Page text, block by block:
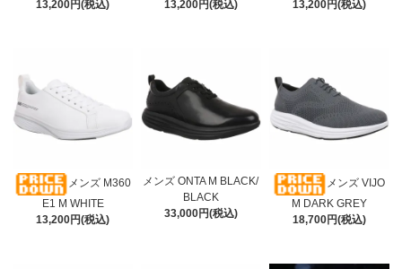
13,200円(税込)
13,200円(税込)
13,200円(税込)
メンズ M360
E1 M WHITE
13,200円(税込)
メンズ ONTA M BLACK/
BLACK
33,000円(税込)
メンズ VIJO
M DARK GREY
18,700円(税込)